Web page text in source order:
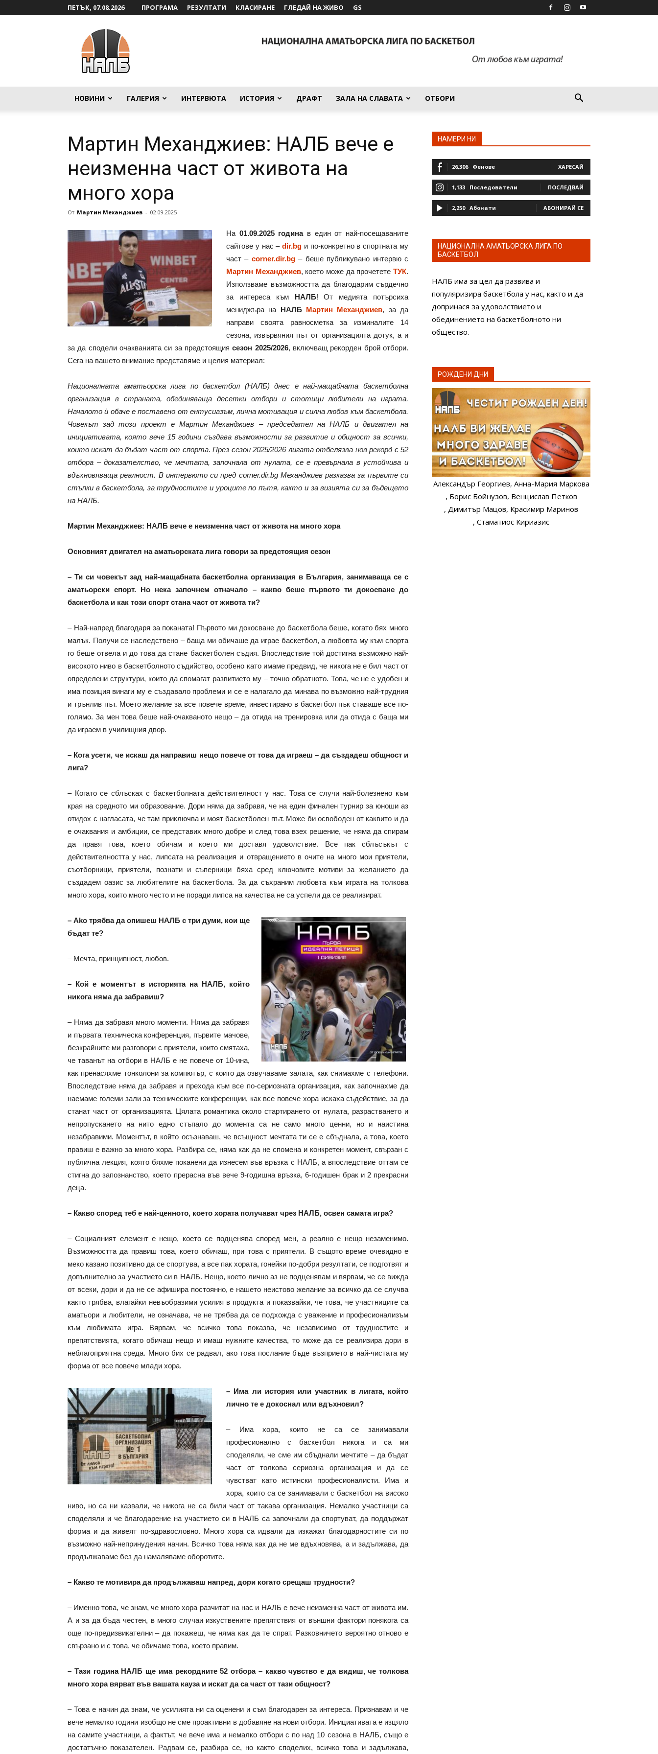
ПЕТЪК, 07.08.2026 ПРОГРАМА РЕЗУЛТАТИ КЛАСИРАНЕ ГЛЕДАЙ НА ЖИВО GS
НОВИНИ ГАЛЕРИЯ ИНТЕРВЮТА ИСТОРИЯ ДРАФТ ЗАЛА НА СЛАВАТА ОТБОРИ
Мартин Механджиев: НАЛБ вече е
неизменна част от живота на
много хора
От Мартин Механджиев - 02.09.2025
На 01.09.2025 годинав един от най-посещаваните
сайтове у нас –dir.bg и по-конкретно в спортната му
част – corner.dir.bg– беше публикувано интервю с
Мартин Механджиев, което може да прочететеТУК.
Използваме възможността да благодарим сърдечно
за интереса към НАЛБ! От медията потърсиха
мениджъра на НАЛБ Мартин Механджиев, за да
направи своята равносметка за изминалите 14
сезона, извървяния път от организацията дотук, а и
за да сподели очакванията си за предстоящиясезон 2025/2026, включващ рекорден брой отбори.
Сега на вашето внимание представяме и целия материал:
Националната аматьорска лига по баскетбол (НАЛБ) днес е най-мащабната баскетболна
организация в страната, обединяваща десетки отбори и стотици любители на играта.
Началото ѝ обаче е поставено от ентусиазъм, лична мотивация и силна любов към баскетбола.
Човекът зад този проект е Мартин Механджиев – председател на НАЛБ и двигател на
инициативата, която вече 15 години създава възможности за развитие и общност за всички,
които искат да бъдат част от спорта. През сезон 2025/2026 лигата отбелязва нов рекорд с 52
отбора – доказателство, че мечтата, започнала от нулата, се е превърнала в устойчива и
вдъхновяваща реалност. В интервюто си пред corner.dir.bg Механджиев разказва за първите си
стъпки в баскетбола, за трудностите и уроците по пътя, както и за визията си за бъдещето
на НАЛБ.
Мартин Механджиев: НАЛБ вече е неизменна част от живота на много хора
Основният двигател на аматьорската лига говори за предстоящия сезон
– Ти си човекът зад най-мащабната баскетболна организация в България, занимаваща се с
аматьорски спорт. Но нека започнем отначало – какво беше първото ти докосване до
баскетбола и как този спорт стана част от живота ти?
– Най-напред благодаря за поканата! Първото ми докосване до баскетбола беше, когато бях много
малък. Получи се наследствено – баща ми обичаше да играе баскетбол, а любовта му към спорта
го беше отвела и до това да стане баскетболен съдия. Впоследствие той достигна възможно най-
високото ниво в баскетболното съдийство, особено като имаме предвид, че никога не е бил част от
определени структури, които да спомагат развитието му – точно обратното. Това, че не е удобен и
има позиция винаги му е създавало проблеми и се е налагало да минава по възможно най-трудния
и трънлив път. Моето желание за все повече време, инвестирано в баскетбол пък ставаше все по-
голямо. За мен това беше най-очакваното нещо – да отида на тренировка или да отида с баща ми
да играем в училищния двор.
– Кога усети, че искаш да направиш нещо повече от това да играеш – да създадеш общност и
лига?
– Когато се сблъсках с баскетболната действителност у нас. Това се случи най-болезнено към
края на средното ми образование. Дори няма да забравя, че на един финален турнир за юноши аз
отидох с нагласата, че там приключва и моят баскетболен път. Може би освободен от каквито и да
е очаквания и амбиции, се представих много добре и след това взех решение, че няма да спирам
да правя това, което обичам и което ми доставя удоволствие. Все пак сблъсъкът с
действителността у нас, липсата на реализация и отвращението в очите на много мои приятели,
съотборници, приятели, познати и съперници бяха сред ключовите мотиви за желанието да
създадем оазис за любителите на баскетбола. За да съхраним любовта към играта на толкова
много хора, които много често и не поради липса на качества не са успели да се реализират.
– Аkо трябва да опишеш НАЛБ с три думи, кои ще
бъдат те?
– Мечта, принципност, любов.
– Кой е моментът в историята на НАЛБ, който
никога няма да забравиш?
– Няма да забравя много моменти. Няма да забравя
и първата техническа конференция, първите мачове,
безкрайните ми разговори с приятели, които смятаха,
че таванът на отбори в НАЛБ е не повече от 10-ина,
как пренасяхме тонколони за компютър, с които да озвучаваме залата, как снимахме с телефони.
Впоследствие няма да забравя и прехода към все по-сериозната организация, как започнахме да
наемаме големи зали за техническите конференции, как все повече хора искаха съдействие, за да
станат част от организацията. Цялата романтика около стартирането от нулата, разрастването и
непропускането на нито едно стъпало до момента са не само много ценни, но и наистина
незабравими. Моментът, в който осъзнаваш, че всъщност мечтата ти се е сбъднала, а това, което
правиш е важно за много хора. Разбира се, няма как да не спомена и конкретен момент, свързан с
публична лекция, която бяхме поканени да изнесем във връзка с НАЛБ, а впоследствие оттам се
стигна до запознанство, което прерасна във вече 9-годишна връзка, 6-годишен брак и 2 прекрасни
деца.
– Какво според теб е най-ценното, което хората получават чрез НАЛБ, освен самата игра?
– Социалният елемент е нещо, което се подценява според мен, а реално е нещо незаменимо.
Възможността да правиш това, което обичаш, при това с приятели. В същото време очевидно е
меко казано позитивно да се спортува, а все пак хората, гонейки по-добри резултати, се подготвят и
допълнително за участието си в НАЛБ. Нещо, което лично аз не подценявам и вярвам, че се вижда
от всеки, дори и да не се афишира постоянно, е нашето неистово желание за всичко да се случва
както трябва, влагайки невъобразими усилия в продукта и показвайки, че това, че участниците са
аматьори и любители, не означава, че не трябва да се подхожда с уважение и професионализъм
към любимата игра. Вярвам, че всичко това показва, че независимо от трудностите и
препятствията, когато обичаш нещо и имаш нужните качества, то може да се реализира дори в
неблагоприятна среда. Много бих се радвал, ако това послание бъде възприето в най-чистата му
форма от все повече млади хора.
– Има ли история или участник в лигата, който
лично те е докоснал или вдъхновил?
– Има хора, които не са се занимавали
професионално с баскетбол никога и са ми
споделяли, че сме им сбъднали мечтите – да бъдат
част от толкова сериозна организация и да се
чувстват като истински професионалисти. Има и
хора, които са се занимавали с баскетбол на високо
ниво, но са ни казвали, че никога не са били част от такава организация. Немалко участници са
споделяли и че благодарение на участието си в НАЛБ са започнали да спортуват, да поддържат
форма и да живеят по-здравословно. Много хора са идвали да изкажат благодарностите си по
възможно най-непринудения начин. Всичко това няма как да не ме вдъхновява, а и задължава, да
продължаваме без да намаляваме оборотите.
– Какво те мотивира да продължаваш напред, дори когато срещаш трудности?
– Именно това, че знам, че много хора разчитат на нас и НАЛБ е вече неизменна част от живота им.
А и за да бъда честен, в много случаи изкуствените препятствия от външни фактори понякога са
още по-предизвикателни – да покажеш, че няма как да те спрат. Разковничето вероятно отново е
свързано и с това, че обичаме това, което правим.
– Тази година НАЛБ ще има рекордните 52 отбора – какво чувство е да видиш, че толкова
много хора вярват във вашата кауза и искат да са част от тази общност?
– Това е начин да знам, че усилията ни са оценени и съм благодарен за интереса. Признавам и че
вече немалко години изобщо не сме проактивни в добавяне на нови отбори. Инициативата е изцяло
на самите участници, а фактът, че вече има и немалко отбори с по над 10 сезона в НАЛБ, също е
достатъчно показателен. Радвам се, разбира се, но както споделих, всичко това и задължава,
НАМЕРИ НИ
26,306 Фенове ХАРЕСАЙ
1,133 Последователи ПОСЛЕДВАЙ
2,250 Абонати АБОНИРАЙ СЕ
НАЦИОНАЛНА АМАТЬОРСКА ЛИГА ПО
БАСКЕТБОЛ
НАЛБ има за цел да развива и
популяризира баскетбола у нас, както и да
допринася за удоволствието и
обединението на баскетболното ни
общество.
РОЖДЕНИ ДНИ
Александър Георгиев, Анна-Мария Маркова
, Борис Бойнузов, Венцислав Петков
, Димитър Мацов, Красимир Маринов
, Стаматиос Кириазис